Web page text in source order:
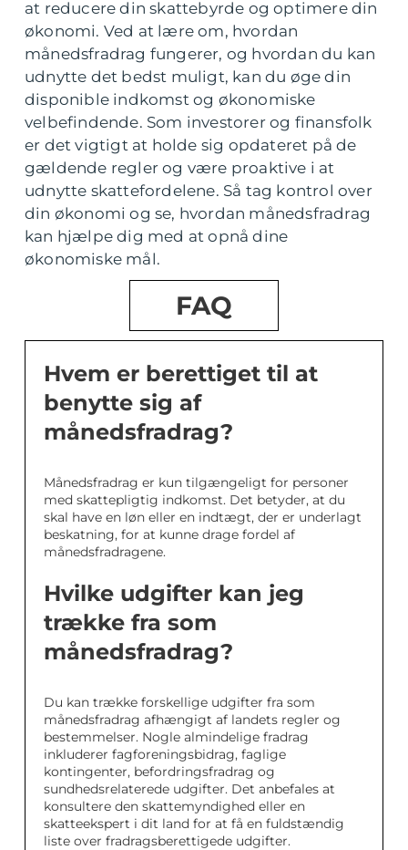
at reducere din skattebyrde og optimere din
økonomi. Ved at lære om, hvordan
månedsfradrag fungerer, og hvordan du kan
udnytte det bedst muligt, kan du øge din
disponible indkomst og økonomiske
velbefindende. Som investorer og finansfolk
er det vigtigt at holde sig opdateret på de
gældende regler og være proaktive i at
udnytte skattefordelene. Så tag kontrol over
din økonomi og se, hvordan månedsfradrag
kan hjælpe dig med at opnå dine
økonomiske mål.
FAQ
Hvem er berettiget til at
benytte sig af
månedsfradrag?
Månedsfradrag er kun tilgængeligt for personer
med skattepligtig indkomst. Det betyder, at du
skal have en løn eller en indtægt, der er underlagt
beskatning, for at kunne drage fordel af
månedsfradragene.
Hvilke udgifter kan jeg
trække fra som
månedsfradrag?
Du kan trække forskellige udgifter fra som
månedsfradrag afhængigt af landets regler og
bestemmelser. Nogle almindelige fradrag
inkluderer fagforeningsbidrag, faglige
kontingenter, befordringsfradrag og
sundhedsrelaterede udgifter. Det anbefales at
konsultere den skattemyndighed eller en
skatteekspert i dit land for at få en fuldstændig
liste over fradragsberettigede udgifter.